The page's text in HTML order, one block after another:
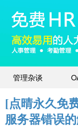
管理杂谈
[点晴永久免
服务器错误